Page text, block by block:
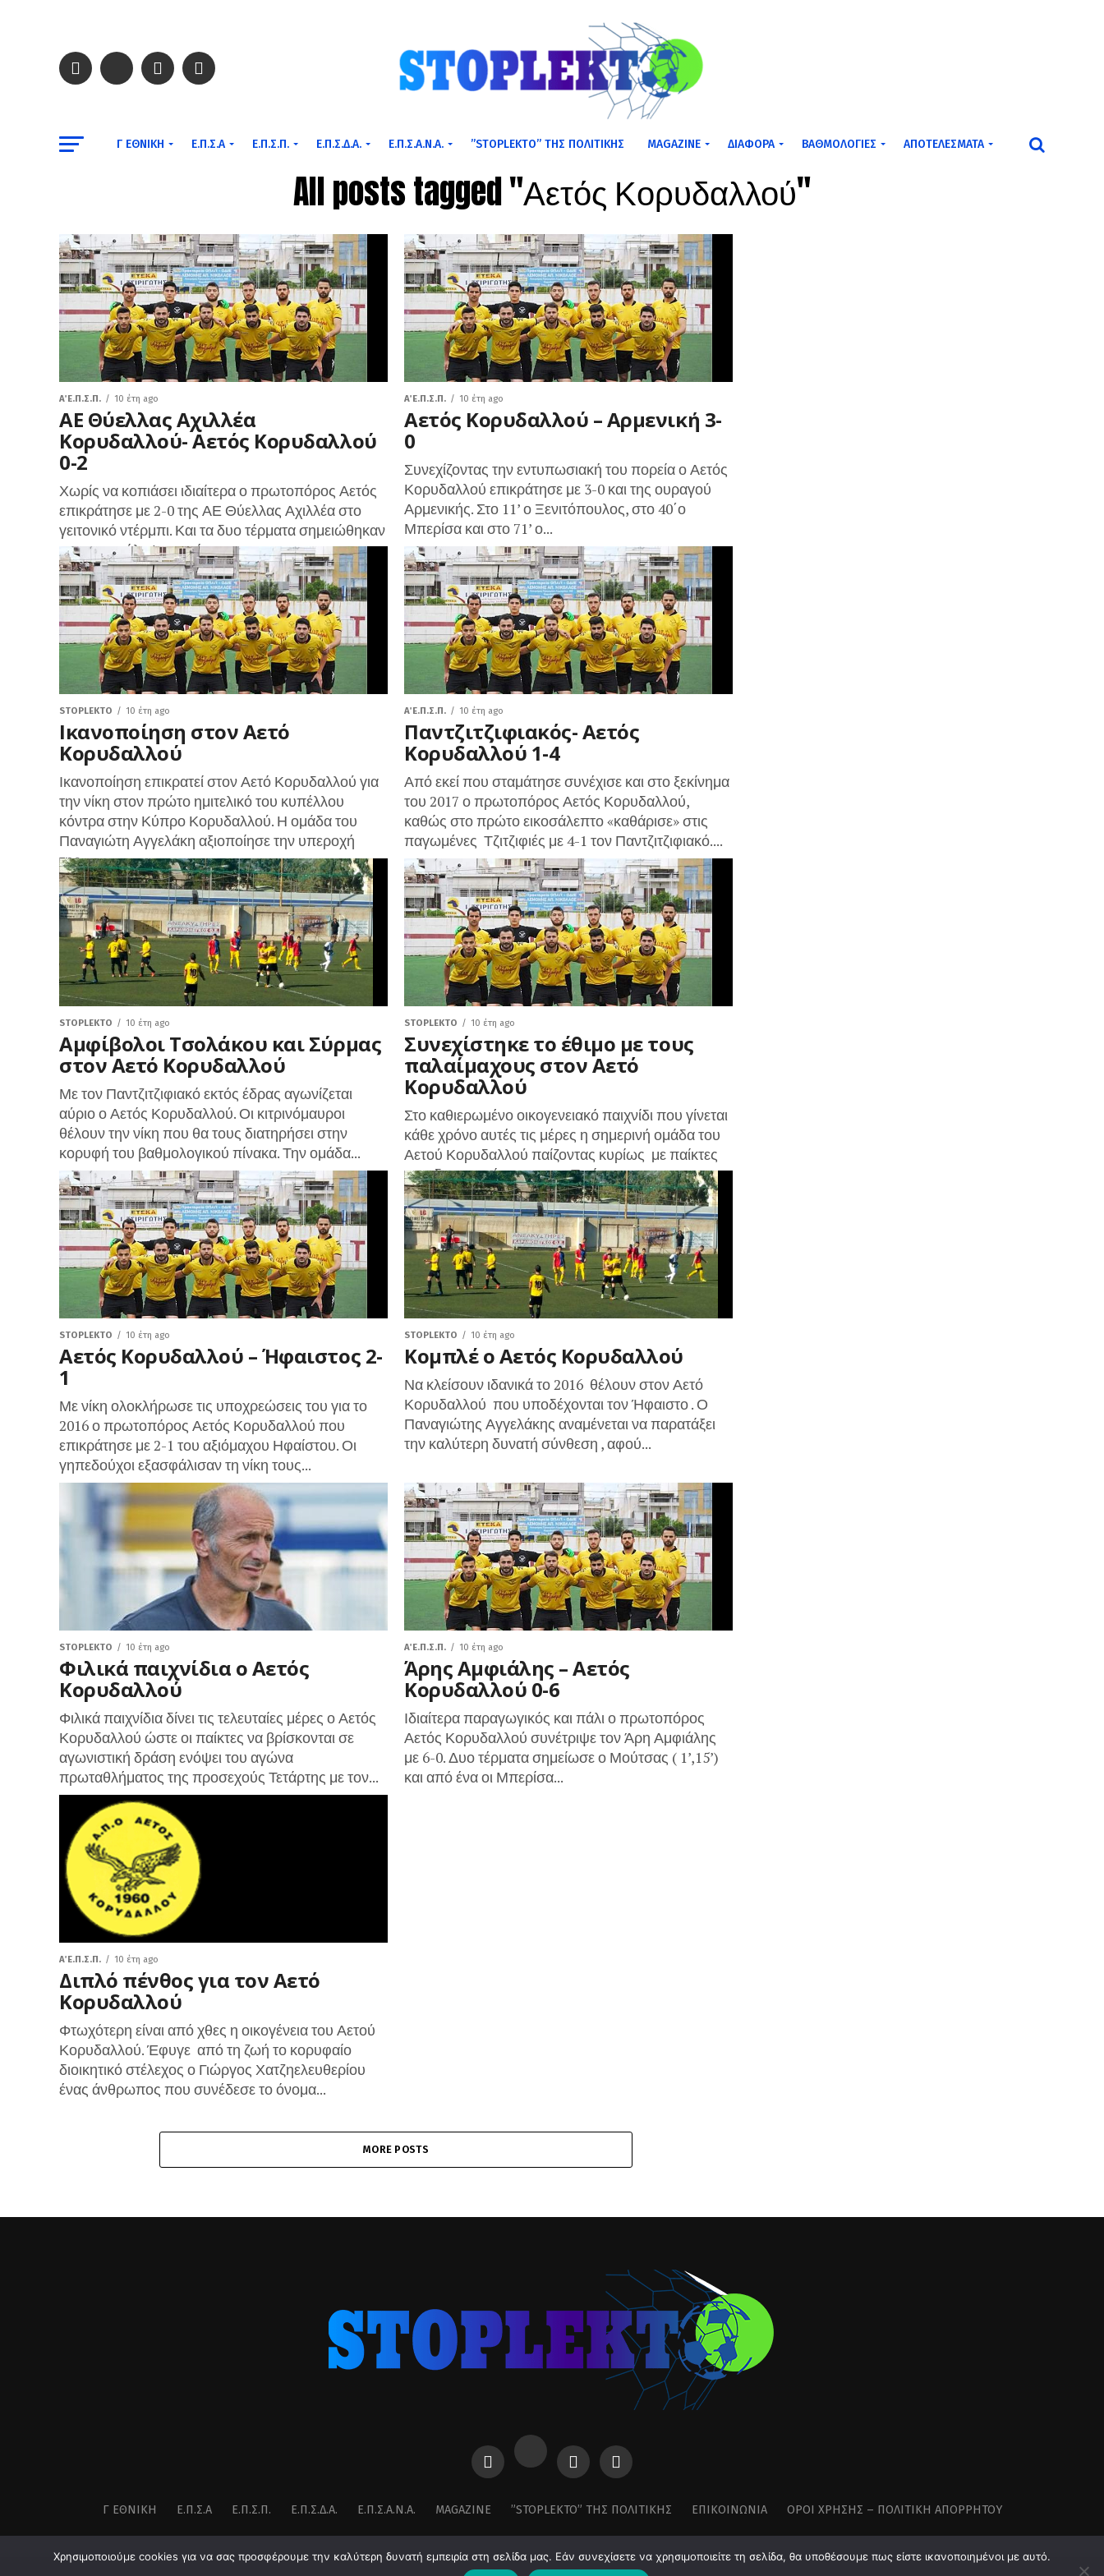
Γ ΕΘΝΙΚΉ Ε.Π.Σ.Α Ε.Π.Σ.Π. Ε.Π.Σ.Δ.Α. Ε.Π.Σ.Α.Ν.Α. ”STOPLEKTO” ΤΗΣ ΠΟΛΙΤΙΚΗΣ MAGAZINE ΔΙΆΦΟΡΑ ΒΑΘΜΟΛΟΓΊΕΣ ΑΠΟΤΕΛΈΣΜΑΤΑ
All posts tagged "Αετός Κορυδαλλού"
Α΄ Ε.Π.Σ.Π. 10 έτη ago
ΑΕ Θύελλας Αχιλλέα
Κορυδαλλού- Αετός Κορυδαλλού
0-2
Χωρίς να κοπιάσει ιδιαίτερα ο πρωτοπόρος Αετός
επικράτησε με 2-0 της ΑΕ Θύελλας Αχιλλέα στο
γειτονικό ντέρμπι. Και τα δυο τέρματα σημειώθηκαν
στην επανάληψη , από...
Α΄ Ε.Π.Σ.Π. 10 έτη ago
Αετός Κορυδαλλού – Αρμενική 3-
0
Συνεχίζοντας την εντυπωσιακή του πορεία ο Αετός
Κορυδαλλού επικράτησε με 3-0 και της ουραγού
Αρμενικής. Στο 11’ ο Ξενιτόπουλος, στο 40΄ο
Μπερίσα και στο 71’ ο...
STOPLEKTO 10 έτη ago
Ικανοποίηση στον Αετό
Κορυδαλλού
Ικανοποίηση επικρατεί στον Αετό Κορυδαλλού για
την νίκη στον πρώτο ημιτελικό του κυπέλλου
κόντρα στην Κύπρο Κορυδαλλού. Η ομάδα του
Παναγιώτη Αγγελάκη αξιοποίησε την υπεροχή
της...
Α΄ Ε.Π.Σ.Π. 10 έτη ago
Παντζιτζιφιακός- Αετός
Κορυδαλλού 1-4
Από εκεί που σταμάτησε συνέχισε και στο ξεκίνημα
του 2017 ο πρωτοπόρος Αετός Κορυδαλλού,
καθώς στο πρώτο εικοσάλεπτο «καθάρισε» στις
παγωμένες Τζιτζιφιές με 4-1 τον Παντζιτζιφιακό....
STOPLEKTO 10 έτη ago
Αμφίβολοι Τσολάκου και Σύρμας
στον Αετό Κορυδαλλού
Με τον Παντζιτζιφιακό εκτός έδρας αγωνίζεται
αύριο ο Αετός Κορυδαλλού. Οι κιτρινόμαυροι
θέλουν την νίκη που θα τους διατηρήσει στην
κορυφή του βαθμολογικού πίνακα. Την ομάδα...
STOPLEKTO 10 έτη ago
Συνεχίστηκε το έθιμο με τους
παλαίμαχους στον Αετό
Κορυδαλλού
Στο καθιερωμένο οικογενειακό παιχνίδι που γίνεται
κάθε χρόνο αυτές τις μέρες η σημερινή ομάδα του
Αετού Κορυδαλλού παίζοντας κυρίως με παίκτες
που δεν αγωνίστηκαν την Τετάρτη...
STOPLEKTO 10 έτη ago
Αετός Κορυδαλλού – Ήφαιστος 2-
1
Με νίκη ολοκλήρωσε τις υποχρεώσεις του για το
2016 ο πρωτοπόρος Αετός Κορυδαλλού που
επικράτησε με 2-1 του αξιόμαχου Ηφαίστου. Οι
γηπεδούχοι εξασφάλισαν τη νίκη τους...
STOPLEKTO 10 έτη ago
Κομπλέ ο Αετός Κορυδαλλού
Να κλείσουν ιδανικά το 2016 θέλουν στον Αετό
Κορυδαλλού που υποδέχονται τον Ήφαιστο . Ο
Παναγιώτης Αγγελάκης αναμένεται να παρατάξει
την καλύτερη δυνατή σύνθεση , αφού...
STOPLEKTO 10 έτη ago
Φιλικά παιχνίδια ο Αετός
Κορυδαλλού
Φιλικά παιχνίδια δίνει τις τελευταίες μέρες ο Αετός
Κορυδαλλού ώστε οι παίκτες να βρίσκονται σε
αγωνιστική δράση ενόψει του αγώνα
πρωταθλήματος της προσεχούς Τετάρτης με τον...
Α΄ Ε.Π.Σ.Π. 10 έτη ago
Άρης Αμφιάλης – Αετός
Κορυδαλλού 0-6
Ιδιαίτερα παραγωγικός και πάλι ο πρωτοπόρος
Αετός Κορυδαλλού συνέτριψε τον Άρη Αμφιάλης
με 6-0. Δυο τέρματα σημείωσε ο Μούτσας ( 1’,15’)
και από ένα οι Μπερίσα...
Α΄ Ε.Π.Σ.Π. 10 έτη ago
Διπλό πένθος για τον Αετό
Κορυδαλλού
Φτωχότερη είναι από χθες η οικογένεια του Αετού
Κορυδαλλού. Έφυγε από τη ζωή το κορυφαίο
διοικητικό στέλεχος ο Γιώργος Χατζηελευθερίου
ένας άνθρωπος που συνέδεσε το όνομα...
MORE POSTS
Γ ΕΘΝΙΚΉ Ε.Π.Σ.Α Ε.Π.Σ.Π. Ε.Π.Σ.Δ.Α. Ε.Π.Σ.Α.Ν.Α. MAGAZINE ”STOPLEKTO” ΤΗΣ ΠΟΛΙΤΙΚΗΣ ΕΠΙΚΟΙΝΩΝΊΑ ΌΡΟΙ ΧΡΉΣΗΣ – ΠΟΛΙΤΙΚΉ ΑΠΟΡΡΉΤΟΥ
Χρησιμοποιούμε cookies για να σας προσφέρουμε την καλύτερη δυνατή εμπειρία στη σελίδα μας. Εάν συνεχίσετε να χρησιμοποιείτε τη σελίδα, θα υποθέσουμε πως είστε ικανοποιημένοι με αυτό.